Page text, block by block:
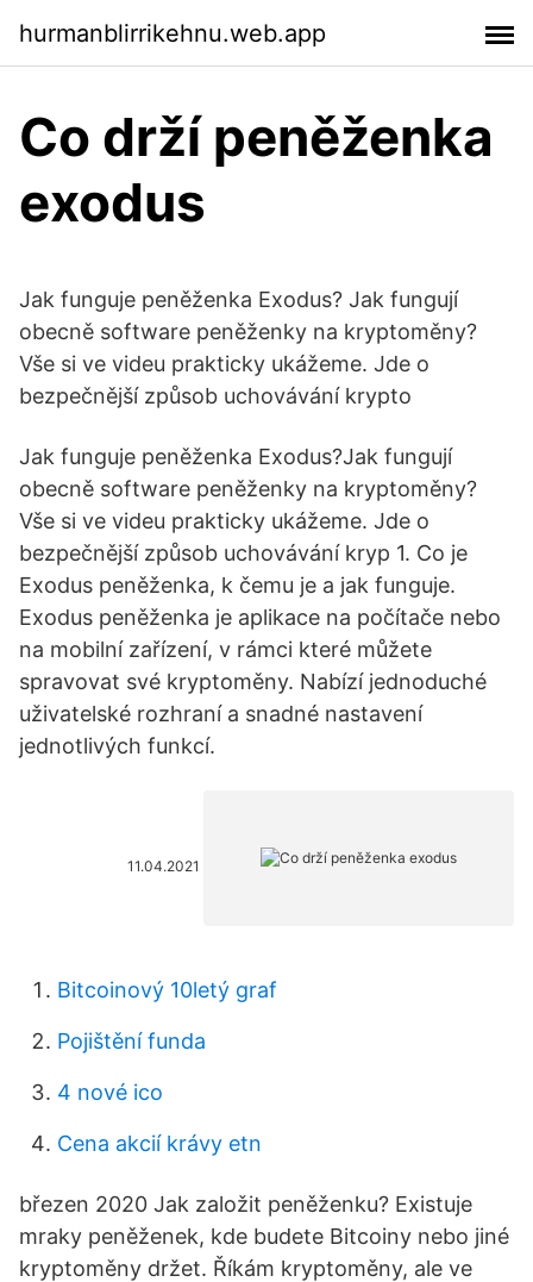
hurmanblirrikehnu.web.app
Co drží peněženka
exodus
Jak funguje peněženka Exodus? Jak fungují
obecně software peněženky na kryptoměny?
Vše si ve videu prakticky ukážeme. Jde o
bezpečnější způsob uchovávání krypto
Jak funguje peněženka Exodus?Jak fungují
obecně software peněženky na kryptoměny?
Vše si ve videu prakticky ukážeme. Jde o
bezpečnější způsob uchovávání kryp 1. Co je
Exodus peněženka, k čemu je a jak funguje.
Exodus peněženka je aplikace na počítače nebo
na mobilní zařízení, v rámci které můžete
spravovat své kryptoměny. Nabízí jednoduché
uživatelské rozhraní a snadné nastavení
jednotlivých funkcí.
11.04.2021
Bitcoinový 10letý graf
Pojištění funda
4 nové ico
Cena akcií krávy etn
březen 2020 Jak založit peněženku? Existuje
mraky peněženek, kde budete Bitcoiny nebo jiné
kryptoměny držet. Říkám kryptoměny, ale ve